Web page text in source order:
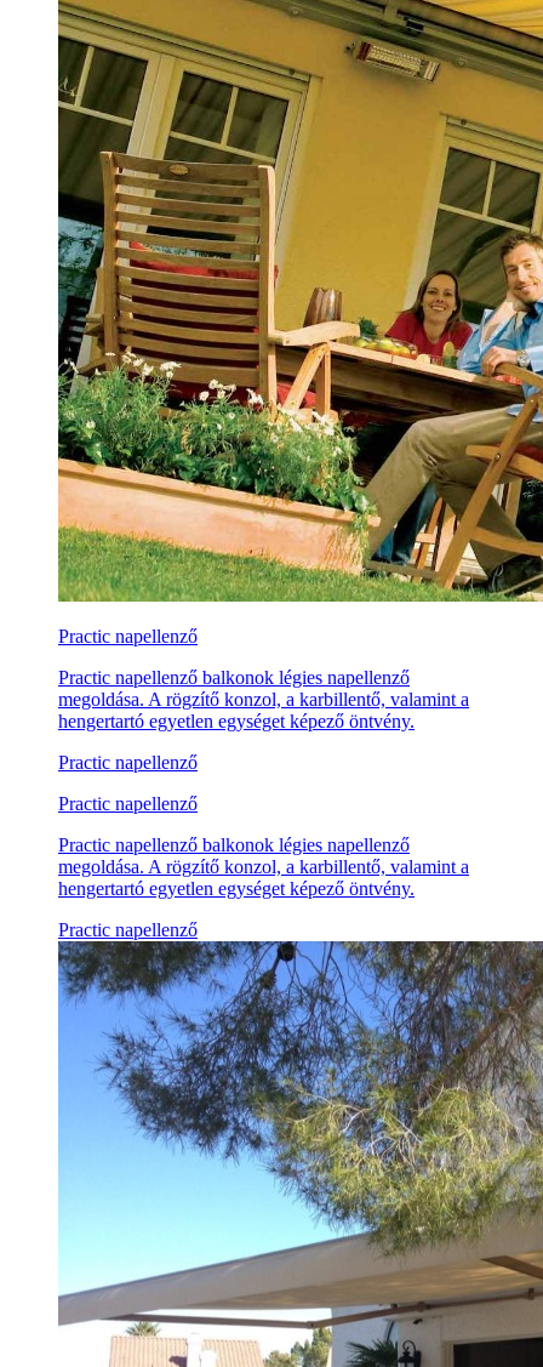
Practic napellenző
Practic napellenző balkonok légies napellenző
megoldása. A rögzítő konzol, a karbillentő, valamint a
hengertartó egyetlen egységet képező öntvény.
Practic napellenző
Practic napellenző
Practic napellenző balkonok légies napellenző
megoldása. A rögzítő konzol, a karbillentő, valamint a
hengertartó egyetlen egységet képező öntvény.
Practic napellenző